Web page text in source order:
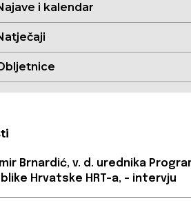
i kalendar
Brnardić, v. d. urednika
Hrvatske HRT-a, – intervju